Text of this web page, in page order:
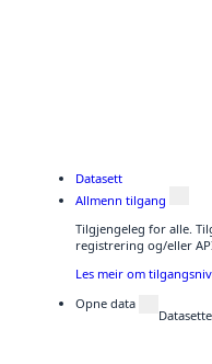
Datasett
Allmenn tilgang
Tilgjengeleg for alle.
registrering og/eller
Les meir om
Opne data